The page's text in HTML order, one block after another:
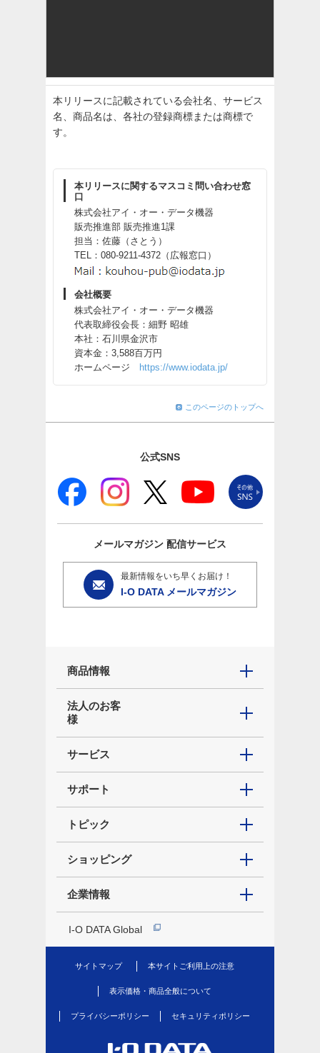
本リリースに記載されている会社名、サービス
名、商品名は、各社の登録商標または商標で
す。
本リリースに関するマスコミ問い合わせ窓
口
株式会社アイ・オー・データ機器
販売推進部 販売推進1課
担当：佐藤（さとう）
TEL：080-9211-4372（広報窓口）
会社概要
株式会社アイ・オー・データ機器
代表取締役会長：細野 昭雄
本社：石川県金沢市
資本金：3,588百万円
ホームページ
https://www.iodata.jp/
このページのトップへ
公式SNS
メールマガジン 配信サービス
最新情報をいち早くお届け！
I-O DATA メールマガジン
商品情報
法人のお客
様
サービス
サポート
トピック
ショッピング
企業情報
I-O DATA Global
サイトマップ 本サイトご利用上の注意
表示価格・商品全般について
プライバシーポリシー セキュリティポリシー